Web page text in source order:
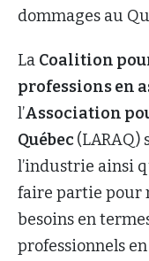
dommages au
La Coalition
professions en
l’Association
Québec(LARAQ)
l’industrie ainsi
faire partie pour
besoins en
professionnels